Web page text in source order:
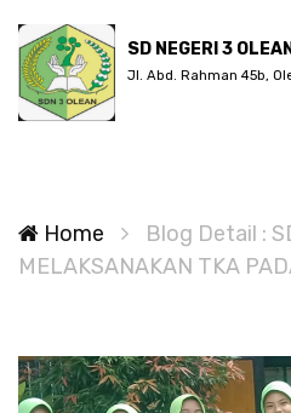
SD NEGERI 3 OLEAN
Jl. Abd. Rahman 45b,
Home
Blog Detail :
MELAKSANAKAN TKA